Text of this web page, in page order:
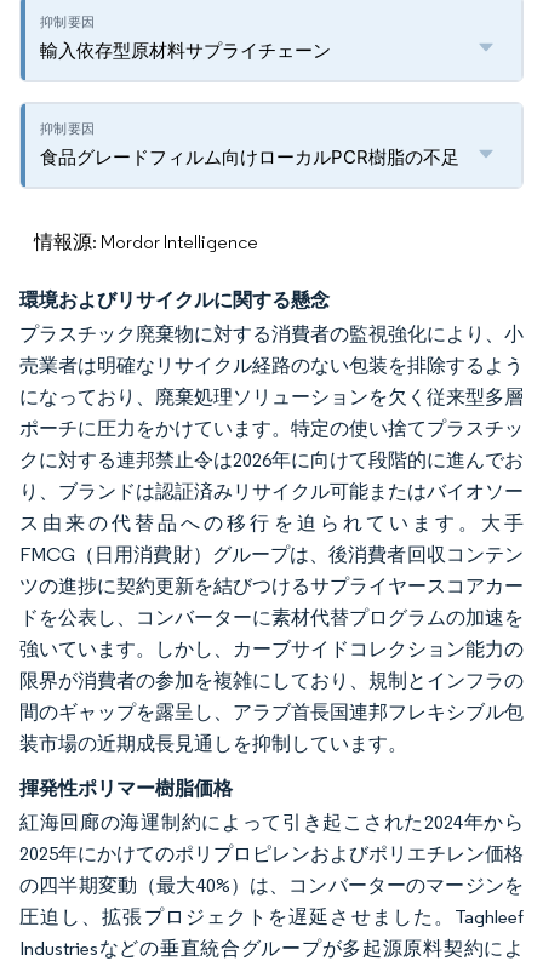
輸入依存型原材料サプライチェーン
食品グレードフィルム向けローカルPCR樹脂の不足
情報源: Mordor Intelligence
環境およびリサイクルに関する懸念
プラスチック廃棄物に対する消費者の監視強化により、小
売業者は明確なリサイクル経路のない包装を排除するよう
になっており、廃棄処理ソリューションを欠く従来型多層
ポーチに圧力をかけています。特定の使い捨てプラスチッ
クに対する連邦禁止令は2026年に向けて段階的に進んでお
り、ブランドは認証済みリサイクル可能またはバイオソー
ス由来の代替品への移行を迫られています。大手
FMCG（日用消費財）グループは、後消費者回収コンテン
ツの進捗に契約更新を結びつけるサプライヤースコアカー
ドを公表し、コンバーターに素材代替プログラムの加速を
強いています。しかし、カーブサイドコレクション能力の
限界が消費者の参加を複雑にしており、規制とインフラの
間のギャップを露呈し、アラブ首長国連邦フレキシブル包
装市場の近期成長見通しを抑制しています。
揮発性ポリマー樹脂価格
紅海回廊の海運制約によって引き起こされた2024年から
2025年にかけてのポリプロピレンおよびポリエチレン価格
の四半期変動（最大40%）は、コンバーターのマージンを
圧迫し、拡張プロジェクトを遅延させました。Taghleef
Industriesなどの垂直統合グループが多起源原料契約によ